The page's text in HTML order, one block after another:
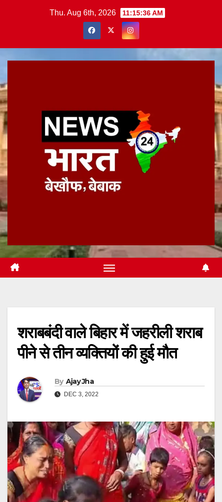
Thu. Aug 6th, 2026 11:15:37 AM
शराबबंदी वाले बिहार में जहरीली शराब
पीने से तीन व्यक्तियों की हुई मौत
By Ajay Jha
DEC 3, 2022